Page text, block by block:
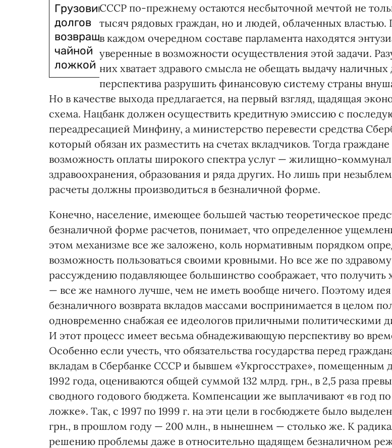
Грузовик
долгов
возвращают
чайной
ложкой
СССР по-прежнему остаются несбыточной мечтой не
тысяч рядовых граждан, но и людей, облаченных властью.
в каждом очередном составе парламента находятся
уверенные в возможности осуществления этой задачи.
них хватает здравого смысла не обещать выдачу наличных
перспектива разрушить финансовую систему страны
Но в качестве выхода предлагается, на первый взгляд, щадящая
схема. Нацбанк должен осуществить кредитную эмиссию с
переадресацией Минфину, а министерство перевести средства
который обязан их разместить на счетах вкладчиков. Тогда
возможность оплаты широкого спектра услуг — жилищно-
здравоохранения, образования и ряда других. Но лишь при
расчеты должны производиться в безналичной форме.
Конечно, население, имеющее большей частью теоретическое
безналичной форме расчетов, понимает, что определенное
этом механизме все же заложено, коль нормативным порядком
возможность пользоваться своими кровными. Но все же по здравому
рассуждению подавляющее большинство соображает, что получить
— все же намного лучше, чем не иметь вообще ничего. Поэтому идея
безналичного возврата вкладов массами воспринимается в целом
одновременно снабжая ее идеологов приличными политическими
И этот процесс имеет весьма обнадеживающую перспективу во
Особенно если учесть, что обязательства государства перед
вкладам в Сбербанке СССР и бывшем «Укргосстрахе», помещенным
1992 года, оцениваются общей суммой 132 млрд. грн., в 2,5 раза
сводного годового бюджета. Компенсации же выплачивают «в год
ложке». Так, с 1997 по 1999 г. на эти цели в госбюджете было
грн., в прошлом году — 200 млн., в нынешнем — столько же. К
решению проблемы даже в относительно щадящем безналичном